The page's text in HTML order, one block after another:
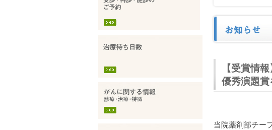
【受賞情
優秀演題
当院薬剤部チー